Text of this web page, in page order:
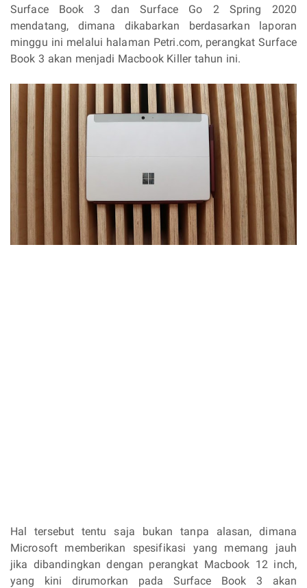
Surface Book 3 dan Surface Go 2 Spring 2020
mendatang, dimana dikabarkan berdasarkan laporan
minggu ini melalui halaman Petri.com, perangkat Surface
Book 3 akan menjadi Macbook Killer tahun ini.
Hal tersebut tentu saja bukan tanpa alasan, dimana
Microsoft memberikan spesifikasi yang memang jauh
jika dibandingkan dengan perangkat Macbook 12 inch,
yang kini dirumorkan pada Surface Book 3 akan